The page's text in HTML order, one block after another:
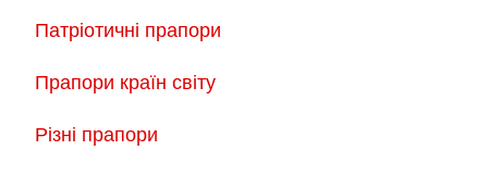
Патріотичні прапори
Прапори країн світу
Різні прапори